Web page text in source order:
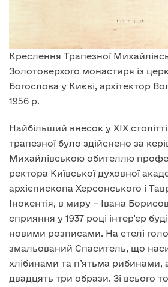
Креслення Трапезної
Золотоверхого монастиря із
Богослова у Києві, архітектор
1956 р.
Найбільший внесок у XIX
трапезної було здійснено за
Михайлівською обителлю
ректора Київської духовної
архієпископа Херсонського і
Інокентія, в миру – Івана
сприяння у 1937 році інтер’єр
новими розписами. На стелі
змальований Спаситель, що
хлібинами та п’ятьма рибинами,
двадцять три образи. Зі всього